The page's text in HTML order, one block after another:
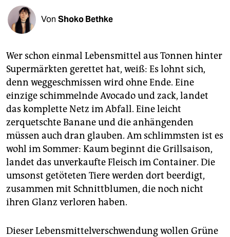
shop
fragen & hilfe
unterstützen
abo
genossenschaft
epaper login
Von Shoko Bethke
Wer schon einmal Lebensmittel aus Tonnen hinter
Supermärkten gerettet hat, weiß: Es lohnt sich,
denn weggeschmissen wird ohne Ende. Eine
einzige schimmelnde Avocado und zack, landet
das komplette Netz im Abfall. Eine leicht
zerquetschte Banane und die anhängenden
müssen auch dran glauben. Am schlimmsten ist es
wohl im Sommer: Kaum beginnt die Grillsaison,
landet das unverkaufte Fleisch im Container. Die
umsonst getöteten Tiere werden dort beerdigt,
zusammen mit Schnittblumen, die noch nicht
ihren Glanz verloren haben.
Dieser Lebensmittelverschwendung wollen Grüne